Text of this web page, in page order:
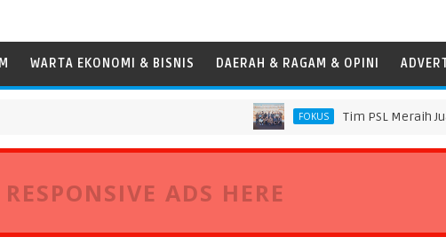
WARTA EKONOMI & BISNIS DAERAH & RAGAM & OPINI
FOKUS Tim PSL Meraih Juara di
RESPONSIVE ADS HERE